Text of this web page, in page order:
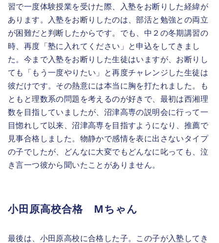
習で一度体験授業を受けた際、入塾をお断りした経緯が
あります。入塾をお断りしたのは、部活と勉強との両立
が困難だと判断したからです。でも、中２の冬期講習の
時、再度「塾に入れてください」と申込をしてきまし
た。今まで入塾をお断りした生徒はいますが、お断りし
ても「もう一度やりたい」と再度チャレンジした生徒は
彼だけです。その熱意には本当に胸を打たれました。も
ともと理数系の問題を考えるのが好きで、最初は西湘理
数を目指していましたが、沼津高専の説明会に行って一
目惚れして以来、沼津高専を目指すようになり、推薦で
見事合格しました。物静かで感情を表に出さないタイプ
の子でしたが、どんなに大変でもどんなに叱っても、泣
き言一つ彼から聞いたことがありません。
小田原高校合格 Mちゃん
最後は、小田原高校に合格した子。この子が入塾してき